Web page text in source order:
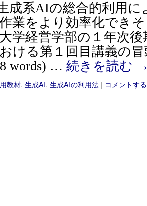
成系AIの総合的利用
業をより効率化でき
学経営学部の１年次
ける第１回目講義の
words) … 続きを読む
教材, 生成AI, 生成AIの利用法 | コメントする